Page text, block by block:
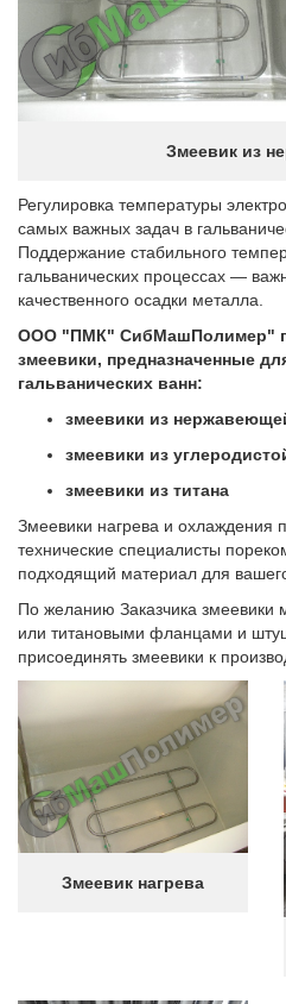
Змеевик из
Регулировка температуры
самых важных задач в
Поддержание стабильного
гальванических процессах —
качественного осадки металла.
ООО "ПМК" СибМашПолимер"
змеевики, предназначенные
гальванических ванн:
змеевики из
змеевики из
змеевики из титана
Змеевики нагрева и охлаждения
технические специалисты
подходящий материал для вашего
По желанию Заказчика змеевики
или титановыми фланцами и
присоединять змеевики к
Змеевик нагрева